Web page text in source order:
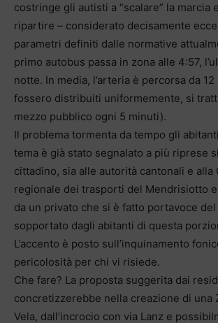
costringe gli autisti a “scalare” la marcia
ripartire – considerato decisamente
parametri definiti dalle normative
primo autobus passa in zona alle 4:57,
notte. In media, l’arteria è percorsa da 12
fossero distribuiti uniformemente, si
mezzo pubblico ogni 5 minuti).
Il problema tormenta da tempo gli
tema è già stato segnalato a più riprese
cittadino, sia alle autorità cantonali e alla
regionale dei trasporti del Mendrisiotto
da un privato che si è fatto portavoce
sopportato dagli abitanti di questa
L’accento è posto sull’inquinamento
pericolosità per chi vi risiede.
Che fare? La proposta suggerita dai
concretizzerebbe nella creazione di una
Vela, dall’incrocio con via Lanz e